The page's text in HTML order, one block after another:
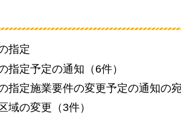
指定
指定予定の通知（6件）
指定施業要件の変更予定の通知の
域の変更（3件）